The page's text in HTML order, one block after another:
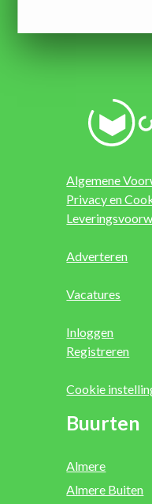
Algemene
Privacy en
Adverteren
Vacatures
Inloggen
Registreren
Cookie
Buurten
Almere
Almere Buiten